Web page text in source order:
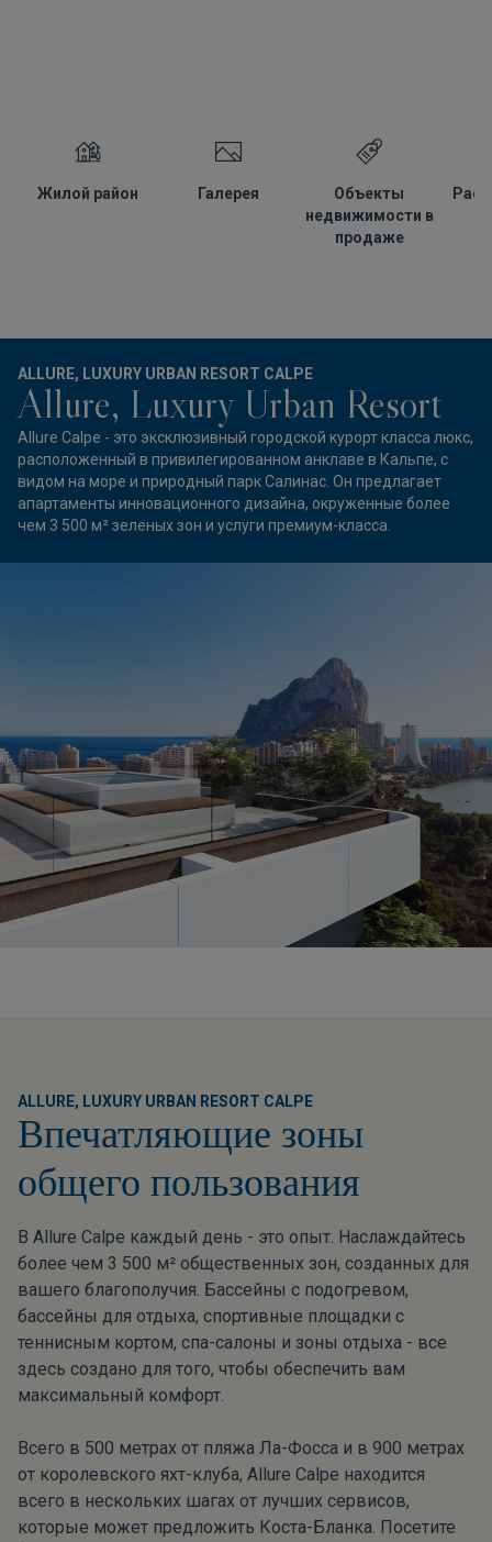
Жилой район Галерея
Объекты
недвижимости в
продаже
ALLURE, LUXURY URBAN RESORT CALPE
Allure, Luxury Urban Resort
Allure Calpe - это эксклюзивный городской курорт класса люкс,
расположенный в привилегированном анклаве в Кальпе, с
видом на море и природный парк Салинас. Он предлагает
апартаменты инновационного дизайна, окруженные более
чем 3 500 м² зеленых зон и услуги премиум-класса.
ALLURE, LUXURY URBAN RESORT CALPE
Впечатляющие зоны
общего пользования
В Allure Calpe каждый день - это опыт. Наслаждайтесь
более чем 3 500 м² общественных зон, созданных для
вашего благополучия. Бассейны с подогревом,
бассейны для отдыха, спортивные площадки с
теннисным кортом, спа-салоны и зоны отдыха - все
здесь создано для того, чтобы обеспечить вам
максимальный комфорт.
Всего в 500 метрах от пляжа Ла-Фосса и в 900 метрах
от королевского яхт-клуба, Allure Calpe находится
всего в нескольких шагах от лучших сервисов,
которые может предложить Коста-Бланка. Посетите